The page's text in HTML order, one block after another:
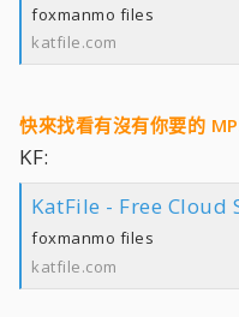
foxmanmo files
katfile.com
快來找看有沒有你要的
KF:
KatFile - Free Cloud
foxmanmo files
katfile.com